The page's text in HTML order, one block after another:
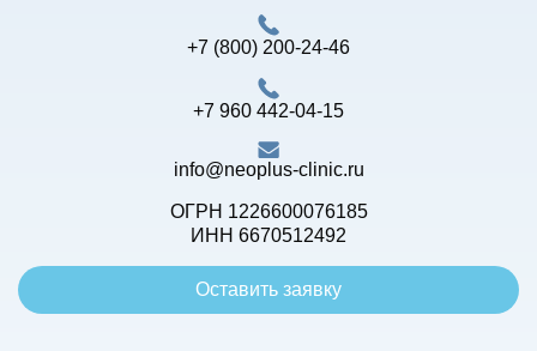
+7 (800) 200-24-46
+7 960 442-04-15
info@neoplus-clinic.ru
ОГРН 1226600076185
ИНН 6670512492
Оставить заявку